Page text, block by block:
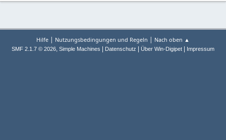
Hilfe | Nutzungsbedingungen und Regeln | Nach oben ▲
SMF 2.1.7 © 2026, Simple Machines Datenschutz Über Win-Digipet Impressum